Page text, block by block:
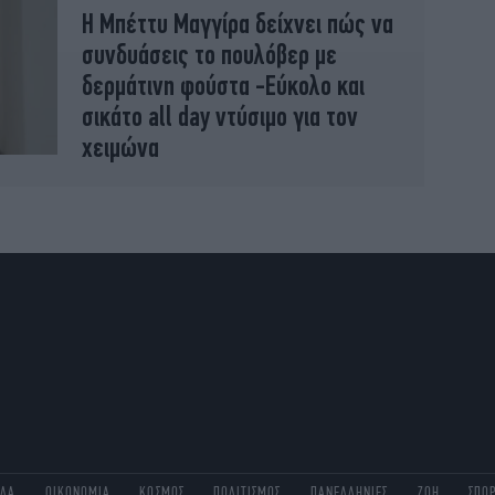
Η Μπέττυ Μαγγίρα δείχνει πώς να
συνδυάσεις το πουλόβερ με
δερμάτινη φούστα -Εύκολο και
σικάτο all day ντύσιμο για τον
χειμώνα